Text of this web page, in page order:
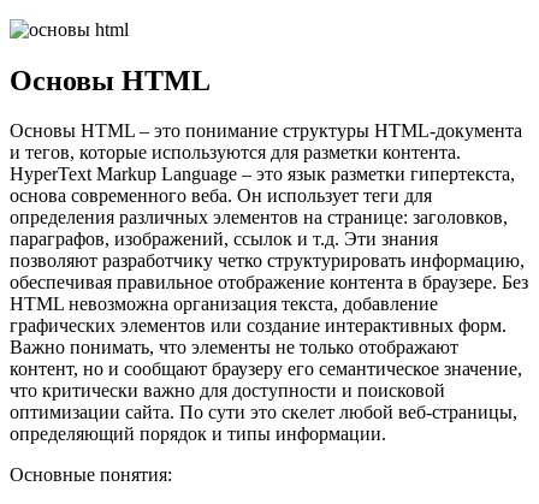
Основы HTML
Основы HTML – это понимание структуры HTML-документа
и тегов, которые используются для разметки контента.
HyperText Markup Language – это язык разметки гипертекста,
основа современного веба. Он использует теги для
определения различных элементов на странице: заголовков,
параграфов, изображений, ссылок и т.д. Эти знания
позволяют разработчику четко структурировать информацию,
обеспечивая правильное отображение контента в браузере. Без
HTML невозможна организация текста, добавление
графических элементов или создание интерактивных форм.
Важно понимать, что элементы не только отображают
контент, но и сообщают браузеру его семантическое значение,
что критически важно для доступности и поисковой
оптимизации сайта. По сути это скелет любой веб-страницы,
определяющий порядок и типы информации.
Основные понятия: